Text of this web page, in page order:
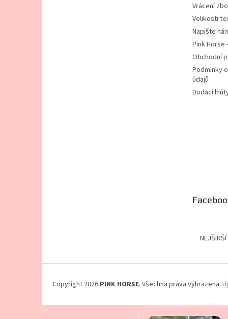
Vrácení
Velikosti
Napište
Pink Horse
Obchodní
Podminky
údajů
Dodací
Copyright 2026 PINK HORSE. Všechna práva vyhrazena.